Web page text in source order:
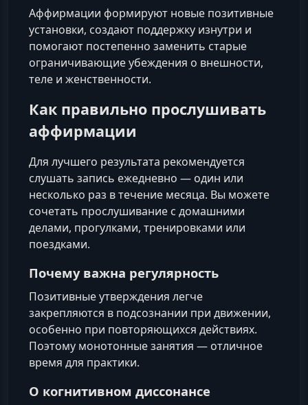
Аффирмации формируют новые позитивные
установки, создают поддержку изнутри и
помогают постепенно заменить старые
ограничивающие убеждения о внешности,
теле и женственности.
Как правильно прослушивать
аффирмации
Для лучшего результата рекомендуется
слушать запись ежедневно — один или
несколько раз в течение месяца. Вы можете
сочетать прослушивание с домашними
делами, прогулками, тренировками или
поездками.
Почему важна регулярность
Позитивные утверждения легче
закрепляются в подсознании при движении,
особенно при повторяющихся действиях.
Поэтому монотонные занятия — отличное
время для практики.
О когнитивном диссонансе